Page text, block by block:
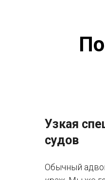
Узкая
судов
Обычный